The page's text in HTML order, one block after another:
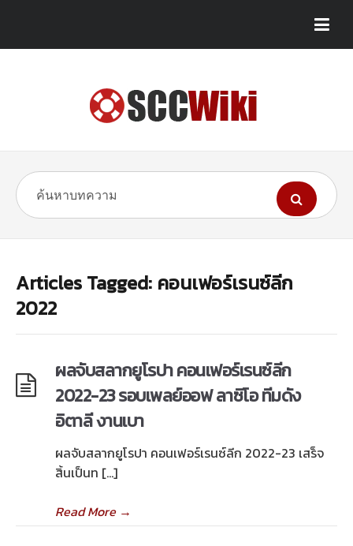
Articles Tagged: คอนเฟอร์เรนซ์ลีก
2022
ผลจับสลากยูโรปา คอนเฟอร์เรนซ์ลีก
2022-23 รอบเพลย์ออฟ ลาซิโอ ทีมดัง
อิตาลี งานเบา
ผลจับสลากยูโรปา คอนเฟอร์เรนซ์ลีก 2022-23 เสร็จ
สิ้นเป็นท […]
Read More→